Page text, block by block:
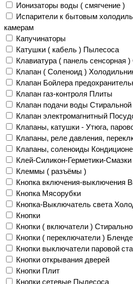
Ионизаторы воды ( смягчение )
Испарители к бытовым
камерам
Капучинаторы
Катушки ( кабель ) Пылесоса
Клавиатура ( панель сенсорная
Клапан ( Соленоид )
Клапан Бойлера
Клапан газ-контроля Плиты
Клапан подачи воды
Клапан электромагнитный
Клапаны, катушки - Утюга,
Клапаны, реле давления,
Клапаны, соленоиды
Клей-Силикон-Герметики-Смазки
Клеммы ( разъёмы )
Кнопка включения-выключения
Кнопка Мясорубки
Кнопка-Выключатель света
Кнопки
Кнопки ( включатели )
Кнопки ( переключатели )
Кнопки выключатели паровой
Кнопки открывания дверей
Кнопки Плит
Кнопки сетевые Пылесоса